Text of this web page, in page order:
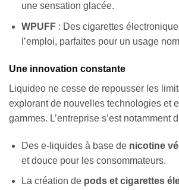
une sensation glacée.
WPUFF: Des cigarettes
l’emploi, parfaites pour un usage
Une innovation constante
Liquideo ne cesse de repousser les
explorant de nouvelles technologies et
gammes. L’entreprise s’est notamment
Des e-liquides à base de nicotine
et douce pour les consommateurs.
La création de pods et cigarettes